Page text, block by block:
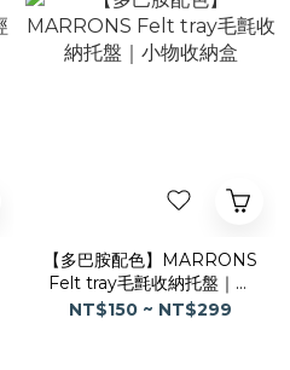
【多巴胺配色】MARRONS
Felt tray毛氈收納托盤｜小
物收納盒
NT$150 ~ NT$299